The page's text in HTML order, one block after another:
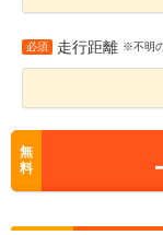
必須 走行距離 ※不明
無
料